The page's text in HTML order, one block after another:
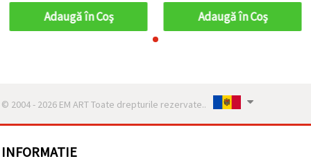
Adaugă în Coş Adaugă în Coş
© 2004 - 2026 EM ART Toate drepturile rezervate..
INFORMATIE